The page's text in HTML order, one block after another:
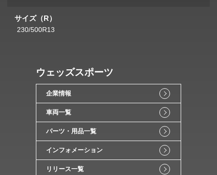
サイズ（R）
230/500R13
ウェッズスポーツ
企業情報
車両一覧
パーツ・用品一覧
インフォメーション
リリース一覧